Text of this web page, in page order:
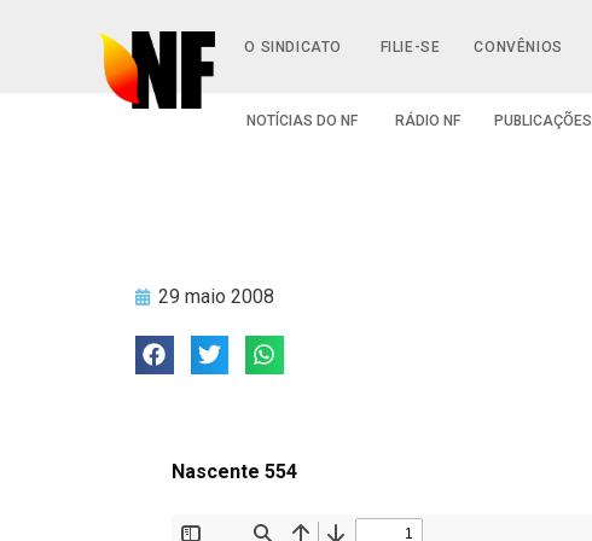
O SINDICATO FILIE-SE CONVÊNIOS
NOTÍCIAS DO NF RÁDIO NF PUBLICAÇÕES
29 maio 2008
Nascente 554